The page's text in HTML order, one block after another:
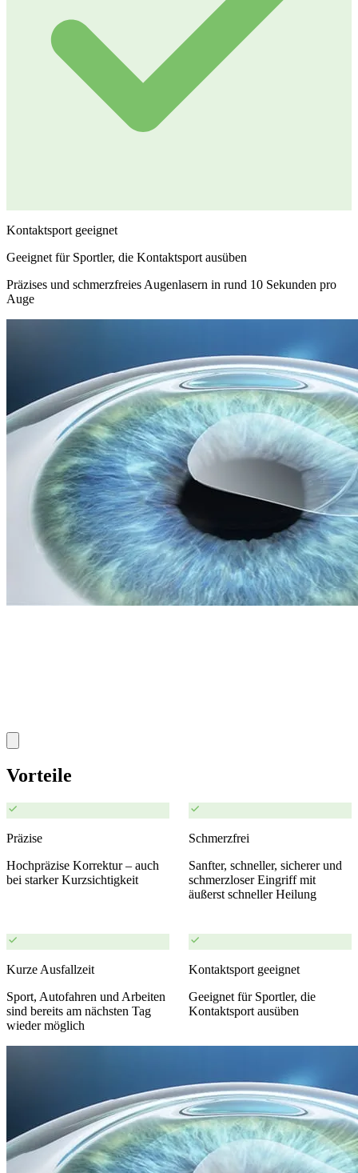
Kontaktsport geeignet
Geeignet für Sportler, die Kontaktsport ausüben
Präzises und schmerzfreies Augenlasern in rund 10 Sekunden pro
Auge
Vorteile
Präzise
Hochpräzise Korrektur – auch
bei starker Kurzsichtigkeit
Schmerzfrei
Sanfter, schneller, sicherer und
schmerzloser Eingriff mit
äußerst schneller Heilung
Kurze Ausfallzeit
Sport, Autofahren und Arbeiten
sind bereits am nächsten Tag
wieder möglich
Kontaktsport geeignet
Geeignet für Sportler, die
Kontaktsport ausüben